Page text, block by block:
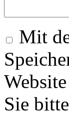
Mit
Sie